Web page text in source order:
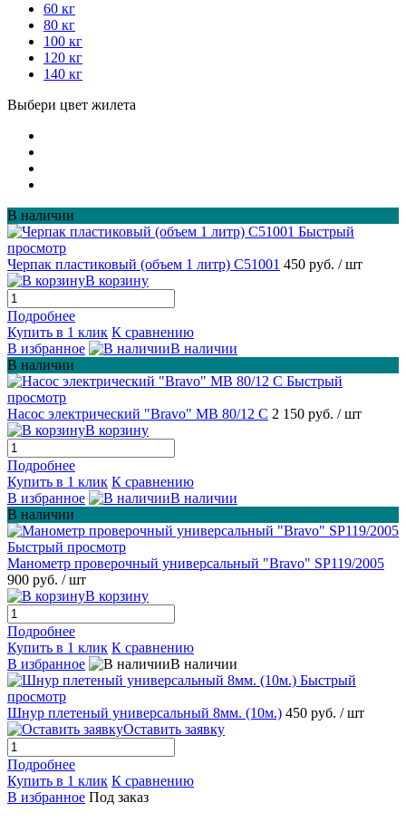
60 кг
80 кг
100 кг
120 кг
140 кг
Выбери цвет жилета
В наличии
Быстрый
просмотр
Черпак пластиковый (объем 1 литр) С51001 450 руб. / шт
В корзину
Подробнее
Купить в 1 клик К сравнению
В избранное
В наличии
В наличии
Быстрый
просмотр
Насос электрический "Bravo" MB 80/12 С 2 150 руб. / шт
В корзину
Подробнее
Купить в 1 клик К сравнению
В избранное
В наличии
В наличии
Быстрый просмотр
Манометр проверочный универсальный "Bravo" SP119/2005
900 руб. / шт
В корзину
Подробнее
Купить в 1 клик К сравнению
В избранное
В наличии
Быстрый
просмотр
Шнур плетеный универсальный 8мм. (10м.) 450 руб. / шт
Оставить заявку
Подробнее
Купить в 1 клик К сравнению
В избранное Под заказ